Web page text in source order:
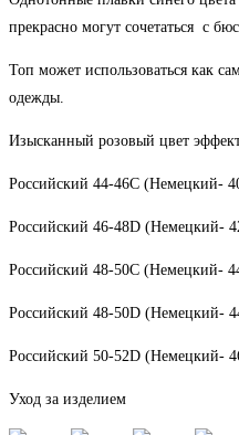
прекрасно могут сочетаться с
Топ может использоваться как
одежды.
Изысканный розовый цвет
Российский 44-46С (Немецкий-
Российский 46-48D (Немецкий-
Российский 48-50С (Немецкий-
Российский 48-50D (Немецкий-
Российский 50-52D (Немецкий-
Уход за изделием